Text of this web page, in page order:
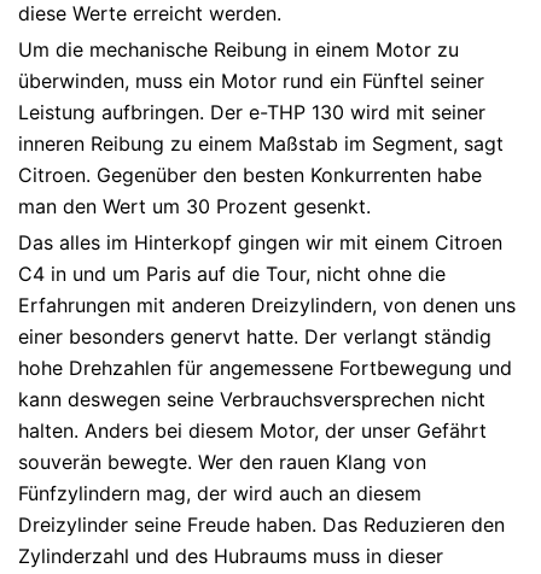
diese Werte erreicht werden.
Um die mechanische Reibung in einem Motor zu
überwinden, muss ein Motor rund ein Fünftel seiner
Leistung aufbringen. Der e-THP 130 wird mit seiner
inneren Reibung zu einem Maßstab im Segment, sagt
Citroen. Gegenüber den besten Konkurrenten habe
man den Wert um 30 Prozent gesenkt.
Das alles im Hinterkopf gingen wir mit einem Citroen
C4 in und um Paris auf die Tour, nicht ohne die
Erfahrungen mit anderen Dreizylindern, von denen uns
einer besonders genervt hatte. Der verlangt ständig
hohe Drehzahlen für angemessene Fortbewegung und
kann deswegen seine Verbrauchsversprechen nicht
halten. Anders bei diesem Motor, der unser Gefährt
souverän bewegte. Wer den rauen Klang von
Fünfzylindern mag, der wird auch an diesem
Dreizylinder seine Freude haben. Das Reduzieren den
Zylinderzahl und des Hubraums muss in dieser